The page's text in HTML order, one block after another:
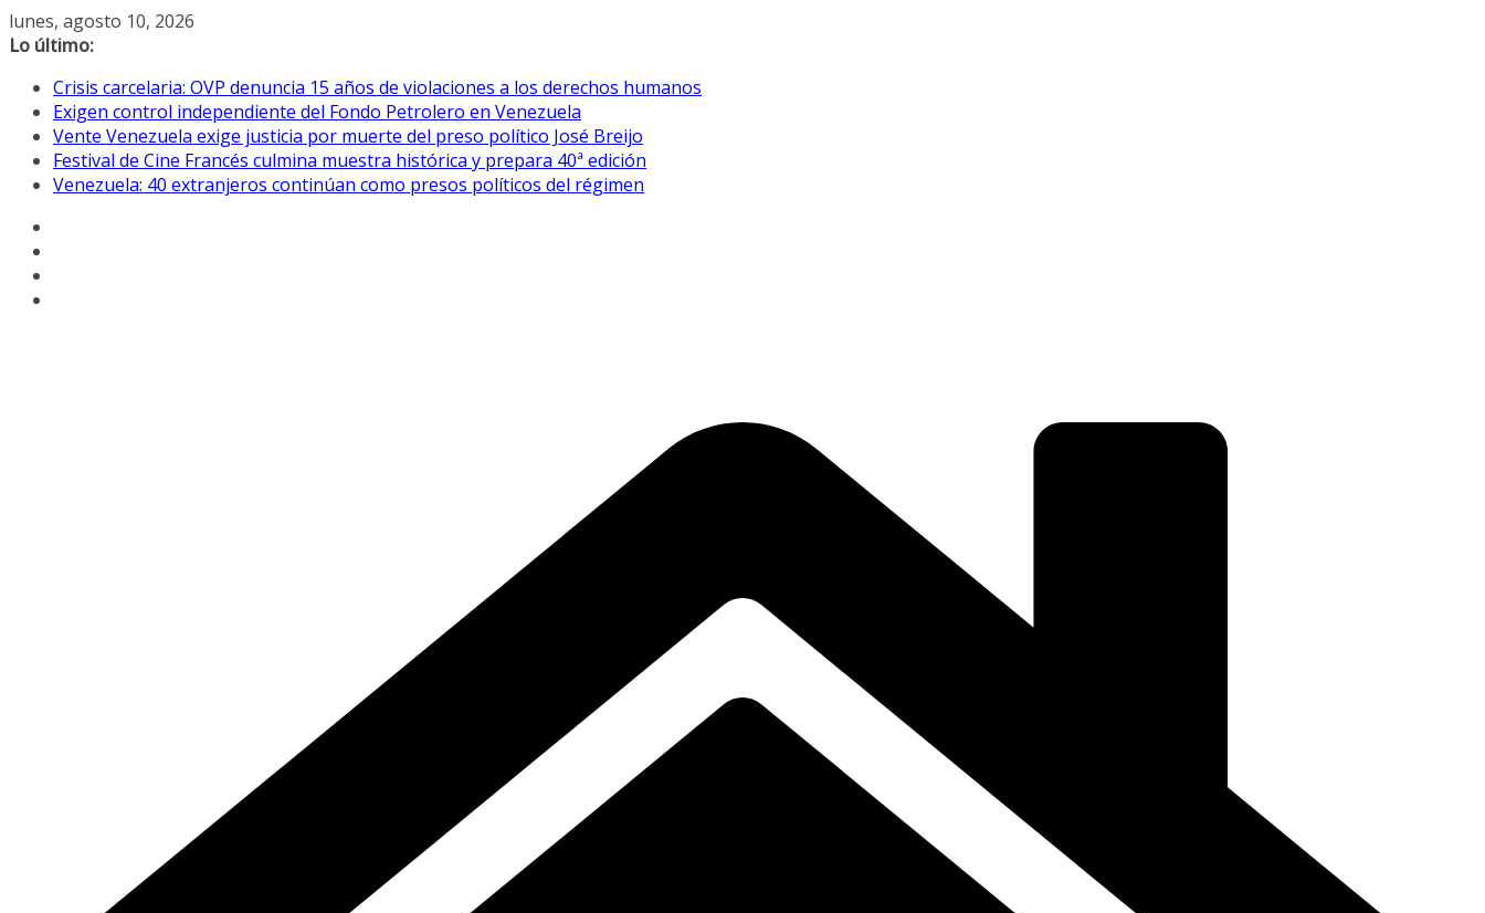
Saltar
al
lunes, agosto 10, 2026
Lo último:
Crisis carcelaria: OVP denuncia 15 años de violaciones a los derechos humanos
Exigen control independiente del Fondo Petrolero en Venezuela
Vente Venezuela exige justicia por muerte del preso político José Breijo
Festival de Cine Francés culmina muestra histórica y prepara 40ª edición
Venezuela: 40 extranjeros continúan como presos políticos del régimen